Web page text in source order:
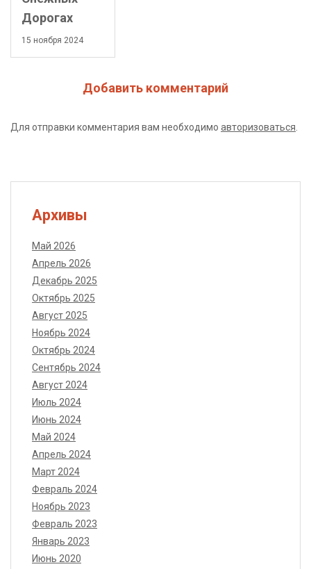
Дорогах
15 ноября 2024
Добавить комментарий
Для отправки комментария вам необходимо авторизоваться.
Архивы
Май 2026
Апрель 2026
Декабрь 2025
Октябрь 2025
Август 2025
Ноябрь 2024
Октябрь 2024
Сентябрь 2024
Август 2024
Июль 2024
Июнь 2024
Май 2024
Апрель 2024
Март 2024
Февраль 2024
Ноябрь 2023
Февраль 2023
Январь 2023
Июнь 2020